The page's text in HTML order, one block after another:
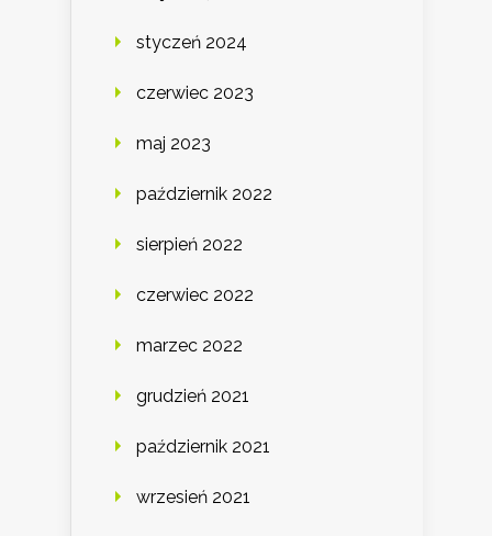
styczeń 2024
czerwiec 2023
maj 2023
październik 2022
sierpień 2022
czerwiec 2022
marzec 2022
grudzień 2021
październik 2021
wrzesień 2021